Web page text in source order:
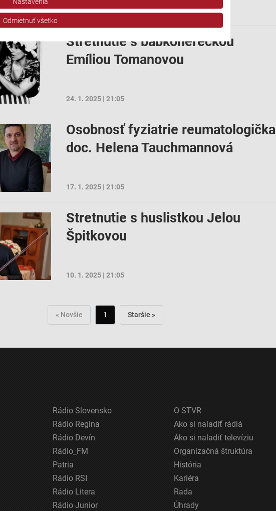
Odmietnuť všetko
31. 1. 2025 | 21:05
Stretnutie s bábkoherečkou
Emíliou Tomanovou
24. 1. 2025 | 21:05
Osobnosť fyziatrie reumatologička
doc. Helena Tauchmannová
17. 1. 2025 | 21:05
Stretnutie s huslistkou Jelou
Špitkovou
10. 1. 2025 | 21:05
« Novšie 1 Staršie »
Rádio Slovensko
Rádio Regina
Rádio Devín
Rádio_FM
Patria
Rádio RSI
Rádio Litera
Rádio Junior
O STVR
Ako si naladiť rádiá
Ako si naladiť televíziu
Organizačná štruktúra
História
Kariéra
Rada
Úhrady